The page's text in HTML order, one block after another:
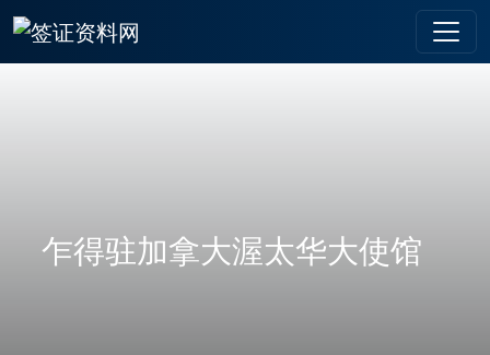
乍得驻加拿大渥太华大使馆